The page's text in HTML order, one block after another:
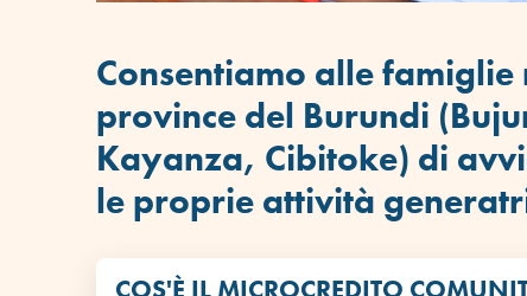
Consentiamo alle
province del Burundi
Kayanza, Cibitoke) di
le proprie attività